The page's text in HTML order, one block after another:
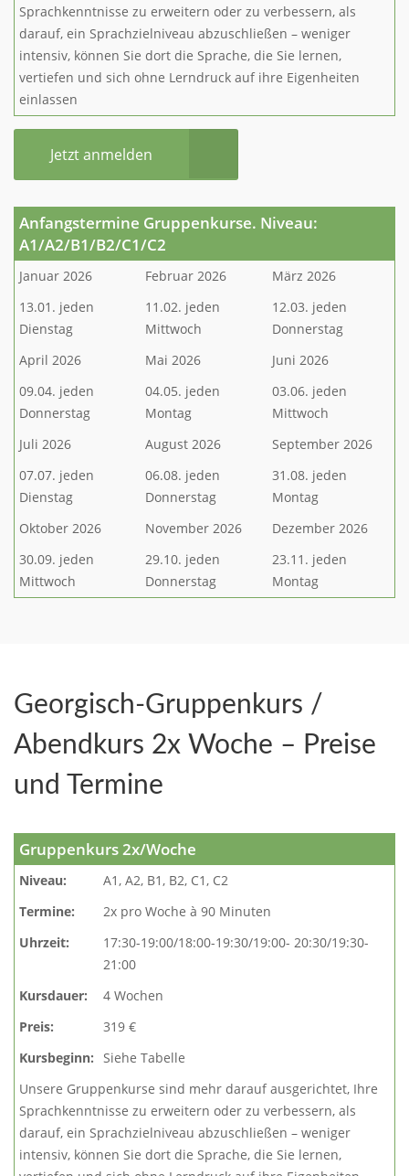
Sprachkenntnisse zu erweitern oder zu verbessern, als
darauf, ein Sprachzielniveau abzuschließen – weniger
intensiv, können Sie dort die Sprache, die Sie lernen,
vertiefen und sich ohne Lerndruck auf ihre Eigenheiten
einlassen
Jetzt anmelden
Anfangstermine Gruppenkurse. Niveau:
A1/A2/B1/B2/C1/C2
Januar 2026 Februar 2026
März 2026
13.01. jeden
Dienstag
11.02. jeden
Mittwoch
12.03. jeden
Donnerstag
April 2026
Mai 2026
Juni 2026
09.04. jeden
Donnerstag
04.05. jeden
Montag
03.06. jeden
Mittwoch
Juli 2026
August 2026
September 2026
07.07. jeden
Dienstag
06.08. jeden
Donnerstag
31.08. jeden
Montag
Oktober 2026
November 2026
Dezember 2026
30.09. jeden
Mittwoch
29.10. jeden
Donnerstag
23.11. jeden
Montag
Georgisch-Gruppenkurs /
Abendkurs 2x Woche – Preise
und Termine
Gruppenkurs 2x/Woche
Niveau:
A1, A2, B1, B2, C1, C2
Termine:
2x pro Woche à 90 Minuten
Uhrzeit:
17:30-19:00/18:00-19:30/19:00- 20:30/19:30-
21:00
Kursdauer:
4 Wochen
Preis:
319 €
Kursbeginn: Siehe Tabelle
Unsere Gruppenkurse sind mehr darauf ausgerichtet, Ihre
Sprachkenntnisse zu erweitern oder zu verbessern, als
darauf, ein Sprachzielniveau abzuschließen – weniger
intensiv, können Sie dort die Sprache, die Sie lernen,